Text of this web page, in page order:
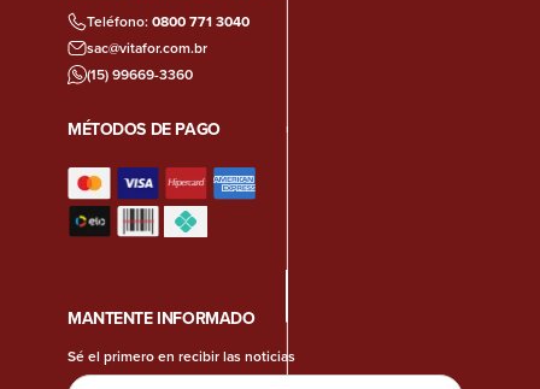
Teléfono:0800 771 3040
sac@vitafor.com.br
(15) 99669-3360
MÉTODOS DE PAGO
MANTENTE INFORMADO
Sé el primero en recibir las noticias